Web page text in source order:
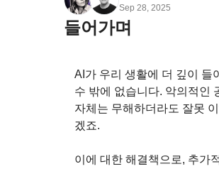
GenAI Unicorns
Interviews with Innovators
Twitter Library
Sep 28, 2025
들어가며
AI가 우리 생활에 더 깊이 들
수 밖에 없습니다. 악의적인
자체는 무해하더라도 잘못
겠죠.
이에 대한 해결책으로, 추가